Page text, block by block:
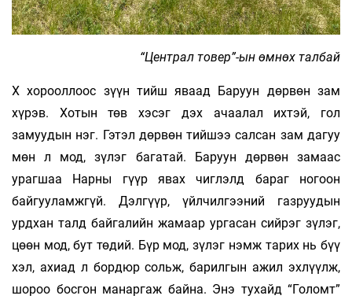
“Централ товер”-ын өмнөх талбай
Х хорооллоос зүүн тийш яваад Баруун дөрвөн зам
хүрэв. Хотын төв хэсэг дэх ачаалал ихтэй, гол
замуудын нэг. Гэтэл дөрвөн тийшээ салсан зам дагуу
мөн л мод, зүлэг багатай. Баруун дөрвөн замаас
урагшаа Нарны гүүр явах чиглэлд бараг ногоон
байгууламжгүй. Дэлгүүр, үйлчилгээний газруудын
урдхан талд байгалийн жамаар ургасан сийрэг зүлэг,
цөөн мод, бут төдий. Бүр мод, зүлэг нэмж тарих нь бүү
хэл, ахиад л бордюр сольж, барилгын ажил эхлүүлж,
шороо босгон манаргаж байна. Энэ тухайд “Голомт”